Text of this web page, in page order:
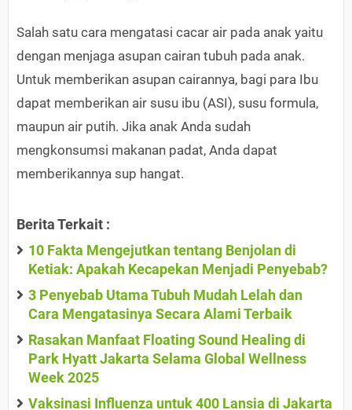
Salah satu cara mengatasi cacar air pada anak yaitu
dengan menjaga asupan cairan tubuh pada anak.
Untuk memberikan asupan cairannya, bagi para Ibu
dapat memberikan air susu ibu (ASI), susu formula,
maupun air putih. Jika anak Anda sudah
mengkonsumsi makanan padat, Anda dapat
memberikannya sup hangat.
Berita Terkait :
10 Fakta Mengejutkan tentang Benjolan di
Ketiak: Apakah Kecapekan Menjadi Penyebab?
3 Penyebab Utama Tubuh Mudah Lelah dan
Cara Mengatasinya Secara Alami Terbaik
Rasakan Manfaat Floating Sound Healing di
Park Hyatt Jakarta Selama Global Wellness
Week 2025
Vaksinasi Influenza untuk 400 Lansia di Jakarta